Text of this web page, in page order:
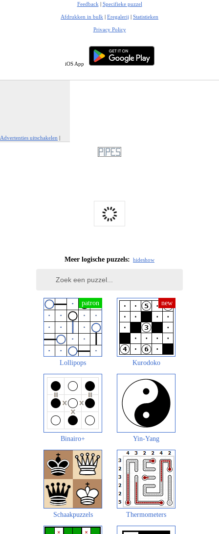
Feedback | Specifieke puzzel
Afdrukken in bulk | Eregalerij | Statistieken
Privacy Policy
iOS App
Advertenties uitschakelen |
Meer logische puzzels: hideshow
Lollipops Kurodoko
Binairo+ Yin-Yang
Schaakpuzzels Thermometers